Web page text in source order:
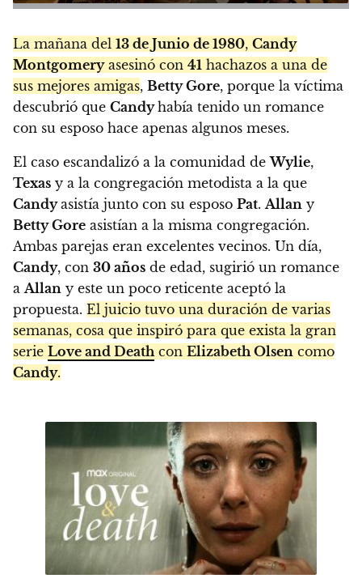
La mañana del 13 de Junio de 1980, Candy
Montgomeryasesinó con 41 hachazos a una de
sus mejores amigas, Betty Gore, porque la víctima
descubrió que Candyhabía tenido un romance
con su esposo hace apenas algunos meses.
El caso escandalizó a la comunidad deWylie,
Texas y a la congregación metodista a la que
Candyasistía junto con su esposo Pat. Allan y
Betty Gore asistían a la misma congregación.
Ambas parejas eran excelentes vecinos. Un día,
Candy, con 30 años de edad, sugirió un romance
a Allan y este un poco reticente aceptó la
propuesta. El juicio tuvo una duración de varias
semanas, cosa que inspiró para que exista la gran
serie Love and Death con Elizabeth Olsen como
Candy.